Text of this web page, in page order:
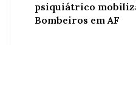
psiquiátrico
Bombeiros em AF